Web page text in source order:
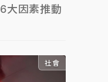
大因素推動
社會